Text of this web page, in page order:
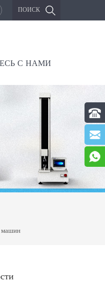
ПОИСК
С НАМИ
машин